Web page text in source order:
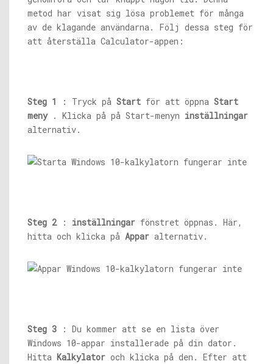
metod har visat sig lösa problemet för många
av de klagande användarna. Följ dessa steg för
att återställa Calculator-appen:
Steg 1 : Tryck på Start för att öppna Start
meny. Klicka på på Start-menyn inställningar
alternativ.
Steg 2: inställningar fönstret öppnas. Här,
hitta och klicka på Appar alternativ.
Steg 3 : Du kommer att se en lista över
Windows 10-appar installerade på din dator.
Hitta Kalkylator och klicka på den. Efter att